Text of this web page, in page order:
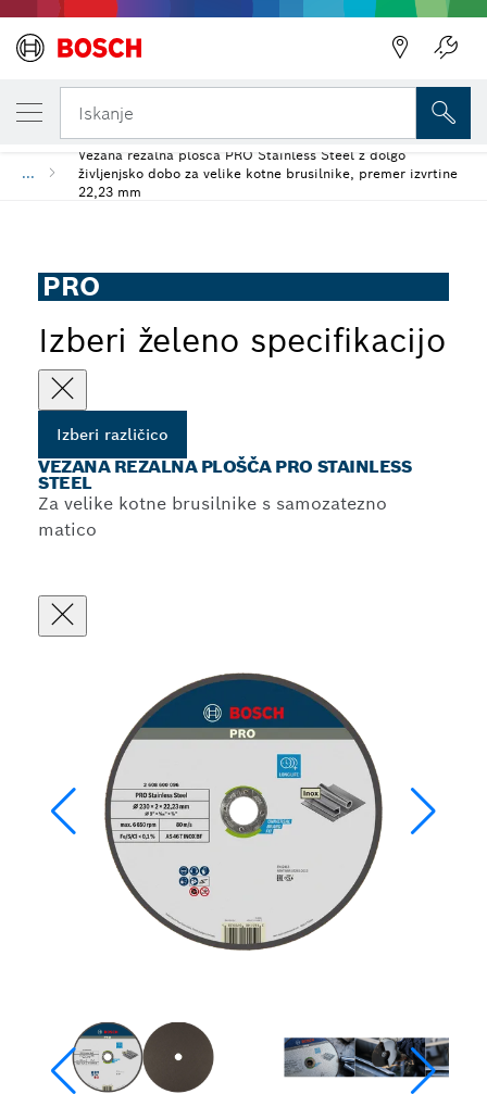
Iskanje
...
Vezana rezalna plošča PRO Stainless Steel z dolgo
življenjsko dobo za velike kotne brusilnike, premer izvrtine
22,23 mm
PRO
Izberi želeno specifikacijo
Izberi različico
VEZANA REZALNA PLOŠČA PRO STAINLESS
STEEL
Za velike kotne brusilnike s samozatezno
matico
TRENUTNO IZBRANA RAZLIČICA
Vezana rezalna plošča PRO Stainless Steel